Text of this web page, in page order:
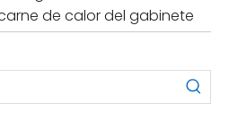
de calor del gabinete